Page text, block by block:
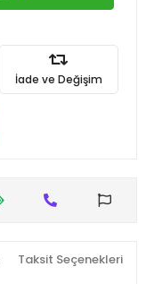
İade ve Değişim
Taksit Seçenekleri